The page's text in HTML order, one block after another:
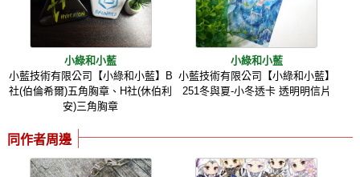
小綠和小藍
小藍技術有限公司【小綠和小藍】B
社(伯倫希爾)五角胸章、H社(休伯利
安)三角胸章
小綠和小藍
小藍技術有限公司【小綠和小藍】
251冬與夏-小冬透卡 透明明信片
同作者周邊